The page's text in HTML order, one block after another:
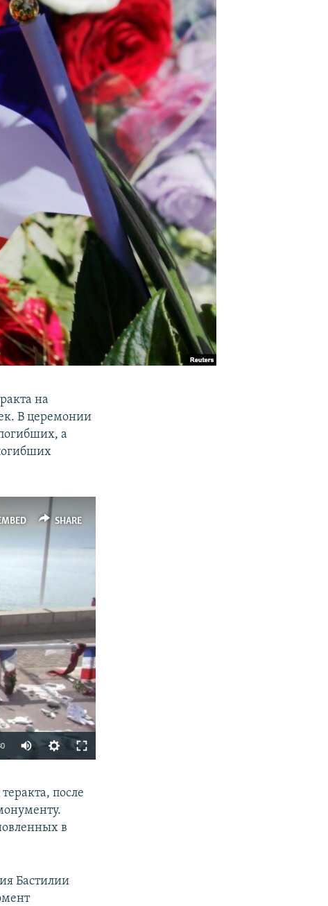
на
В церемонии
а
SHARE
после
в
Бастилии